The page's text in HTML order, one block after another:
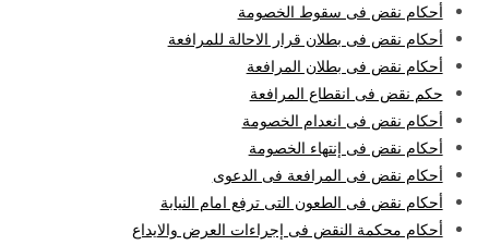
أحكام نقض فى سقوط الخصومة
أحكام نقض فى بطلان قرار الاحالة للمرافعة
أحكام نقض فى بطلان المرافعة
حكم نقض فى انقطاع المرافعة
أحكام نقض فى انعدام الخصومة
أحكام نقض فى إنتهاء الخصومة
أحكام نقض فى المرافعة فى الدعوى
أحكام نقض فى الطعون التى ترفع امام النيابة
أحكام محكمة النقض فى إجراءات العرض والايداع